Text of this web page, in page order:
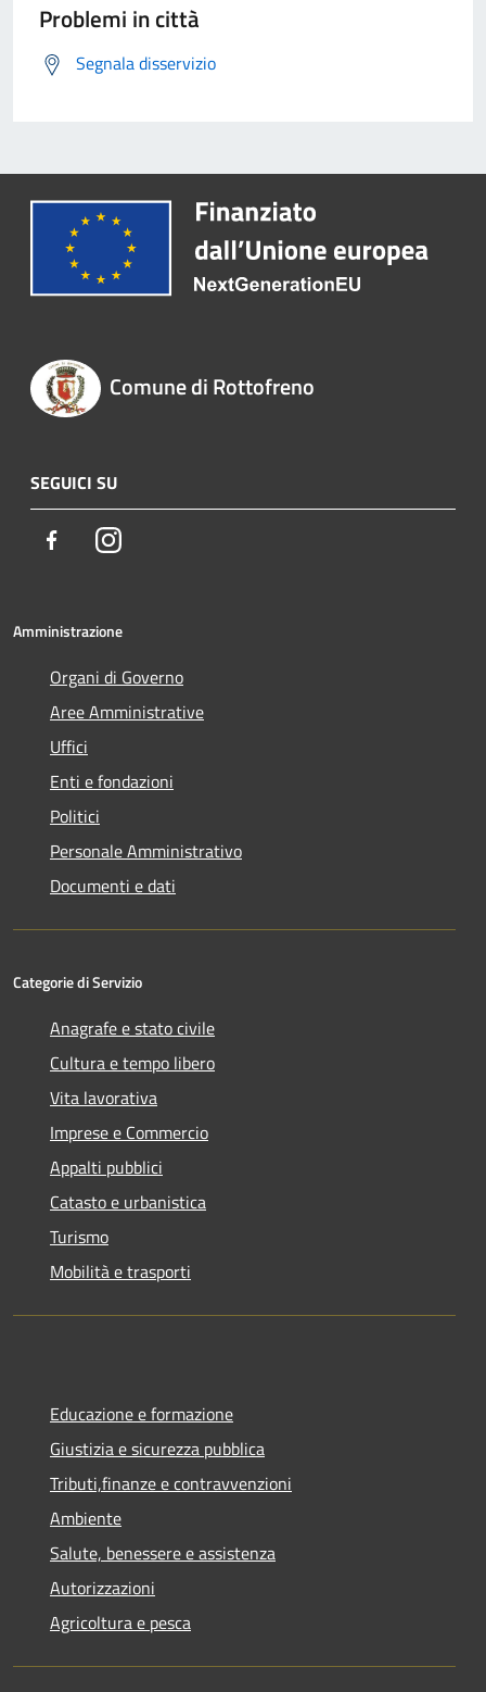
Problemi in città
Segnala disservizio
Comune di Rottofreno
SEGUICI SU
FacebookInstagram
Amministrazione
Organi di Governo
Aree Amministrative
Uffici
Enti e fondazioni
Politici
Personale Amministrativo
Documenti e dati
Categorie di Servizio
Anagrafe e stato civile
Cultura e tempo libero
Vita lavorativa
Imprese e Commercio
Appalti pubblici
Catasto e urbanistica
Turismo
Mobilità e trasporti
Educazione e formazione
Giustizia e sicurezza pubblica
Tributi,finanze e contravvenzioni
Ambiente
Salute, benessere e assistenza
Autorizzazioni
Agricoltura e pesca